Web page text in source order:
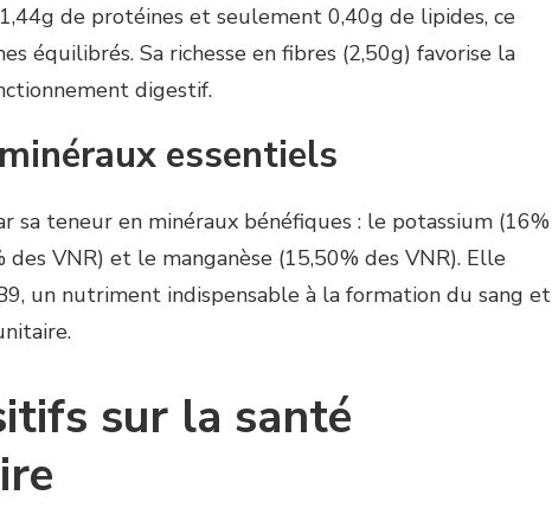
de protéines et seulement 0,40g de lipides, ce
équilibrés. Sa richesse en fibres (2,50g) favorise la
digestif.
essentiels
sa teneur en minéraux bénéfiques : le potassium (16%
VNR) et le manganèse (15,50% des VNR). Elle
un nutriment indispensable à la formation du sang et
sur la santé